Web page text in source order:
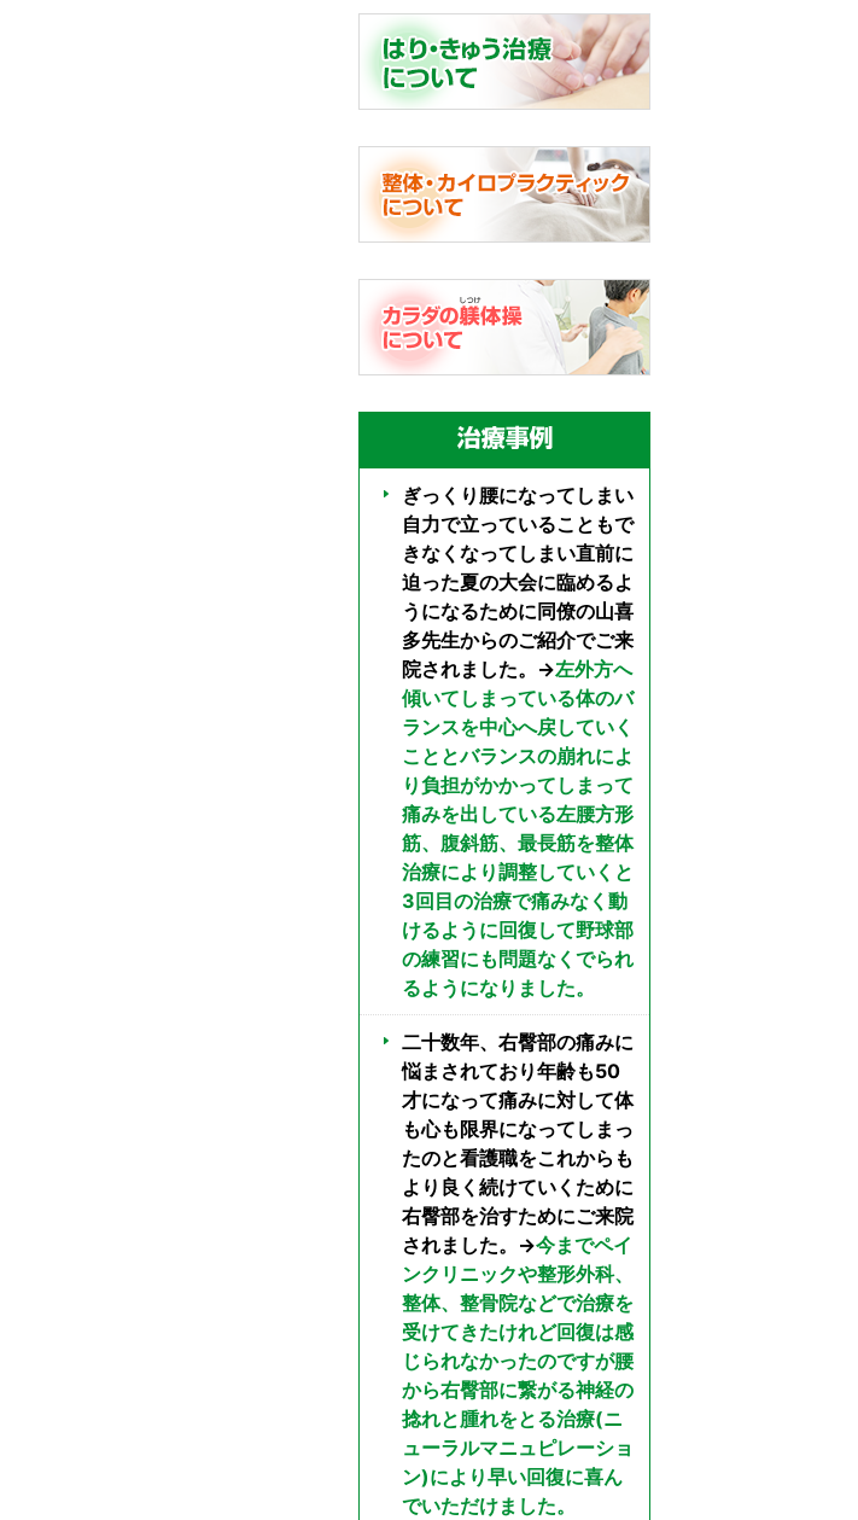
ぎっくり腰になってしまい
自力で立っていることもで
きなくなってしまい直前に
迫った夏の大会に臨めるよ
うになるために同僚の山喜
多先生からのご紹介でご来
院されました。→左外方へ
傾いてしまっている体のバ
ランスを中心へ戻していく
こととバランスの崩れによ
り負担がかかってしまって
痛みを出している左腰方形
筋、腹斜筋、最長筋を整体
治療により調整していくと
3回目の治療で痛みなく動
けるように回復して野球部
の練習にも問題なくでられ
るようになりました。
二十数年、右臀部の痛みに
悩まされており年齢も50
才になって痛みに対して体
も心も限界になってしまっ
たのと看護職をこれからも
より良く続けていくために
右臀部を治すためにご来院
されました。→今までペイ
ンクリニックや整形外科、
整体、整骨院などで治療を
受けてきたけれど回復は感
じられなかったのですが腰
から右臀部に繋がる神経の
捻れと腫れをとる治療(ニ
ューラルマニュピレーショ
ン)により早い回復に喜ん
でいただけました。